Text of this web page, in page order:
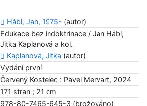
Hábl, Jan, 1975- (autor)
Edukace bez indoktrinace / Jan Hábl,
Jitka Kaplanová a kol.
Kaplanová, Jitka (autor)
Vydání první
Červený Kostelec : Pavel Mervart, 2024
171 stran ; 21 cm
978-80-7465-645-3 (brožováno)